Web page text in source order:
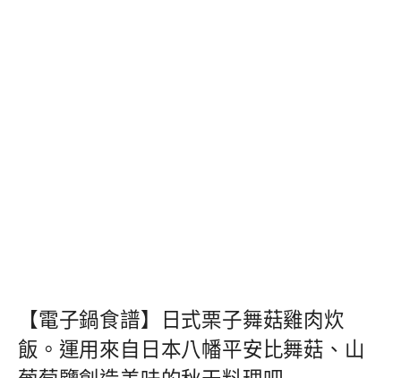
【電子鍋食譜】日式栗子舞菇雞肉炊
飯。運用來自日本八幡平安比舞菇、山